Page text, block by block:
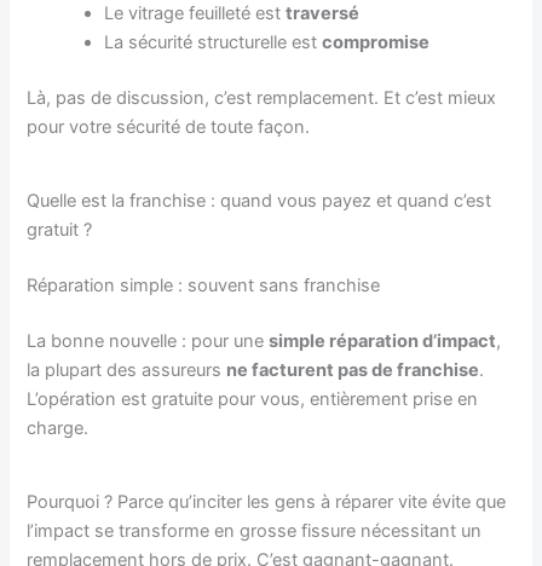
Le vitrage feuilleté esttraversé
La sécurité structurelle estcompromise
Là, pas de discussion, c’est remplacement. Et c’est mieux
pour votre sécurité de toute façon.
Quelle est la franchise : quand vous payez et quand c’est
gratuit ?
Réparation simple : souvent sans franchise
La bonne nouvelle : pour unesimple réparation d’impact,
la plupart des assureurs ne facturent pas de franchise.
L’opération est gratuite pour vous, entièrement prise en
charge.
Pourquoi ? Parce qu’inciter les gens à réparer vite évite que
l’impact se transforme en grosse fissure nécessitant un
remplacement hors de prix. C’est gagnant-gagnant.